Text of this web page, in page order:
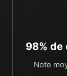
98%
Note